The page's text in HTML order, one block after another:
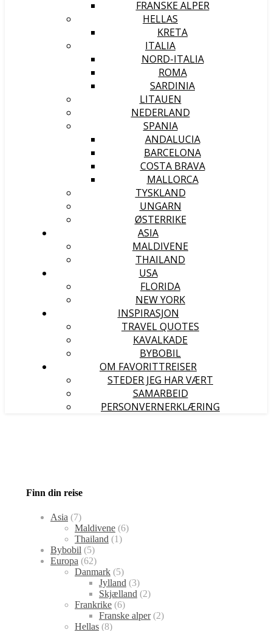
FRANSKE ALPER
HELLAS
KRETA
ITALIA
NORD-ITALIA
ROMA
SARDINIA
LITAUEN
NEDERLAND
SPANIA
ANDALUCIA
BARCELONA
COSTA BRAVA
MALLORCA
TYSKLAND
UNGARN
ØSTERRIKE
ASIA
MALDIVENE
THAILAND
USA
FLORIDA
NEW YORK
INSPIRASJON
TRAVEL QUOTES
KAVALKADE
BYBOBIL
OM FAVORITTREISER
STEDER JEG HAR VÆRT
SAMARBEID
PERSONVERNERKLÆRING
Finn din reise
Asia (7)
Maldivene (6)
Thailand (1)
Bybobil (5)
Europa (62)
Danmark (5)
Jylland (3)
Skjælland (2)
Frankrike (6)
Franske alper(2)
Hellas (8)